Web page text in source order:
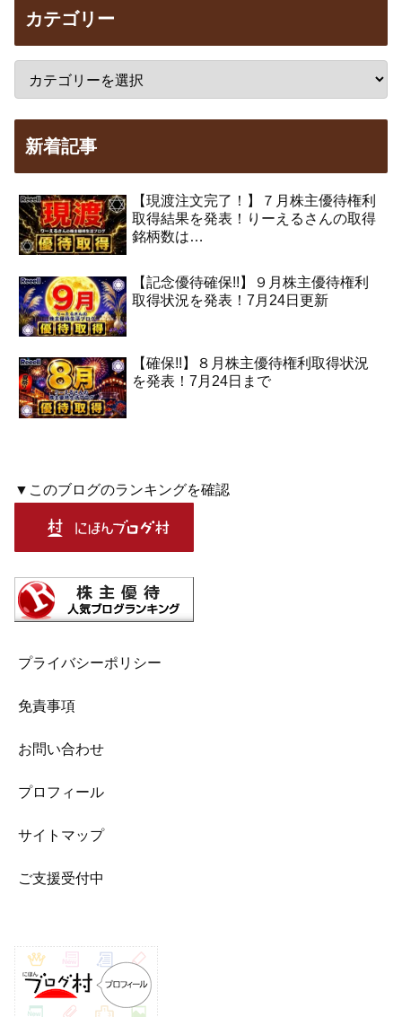
カテゴリー
新着記事
【現渡注文完了！】７月株主優待権利
取得結果を発表！りーえるさんの取得
銘柄数は…
【記念優待確保!!】９月株主優待権利
取得状況を発表！7月24日更新
【確保!!】８月株主優待権利取得状況
を発表！7月24日まで
▼このブログのランキングを確認
プライバシーポリシー
免責事項
お問い合わせ
プロフィール
サイトマップ
ご支援受付中